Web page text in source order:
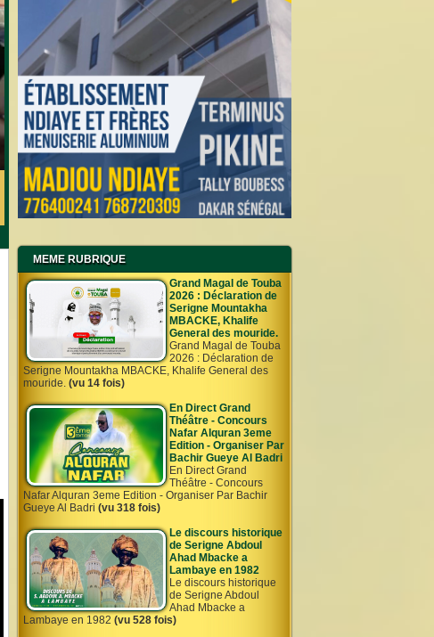
MEME RUBRIQUE
Grand Magal de Touba
2026 : Déclaration de
Serigne Mountakha
MBACKE, Khalife
General des mouride.
Grand Magal de Touba
2026 : Déclaration de
Serigne Mountakha MBACKE, Khalife General des
mouride. (vu 14 fois)
En Direct Grand
Théâtre - Concours
Nafar Alquran 3eme
Edition - Organiser Par
Bachir Gueye Al Badri
En Direct Grand
Théâtre - Concours
Nafar Alquran 3eme Edition - Organiser Par Bachir
Gueye Al Badri (vu 318 fois)
Le discours historique
de Serigne Abdoul
Ahad Mbacke a
Lambaye en 1982
Le discours historique
de Serigne Abdoul
Ahad Mbacke a
Lambaye en 1982 (vu 528 fois)